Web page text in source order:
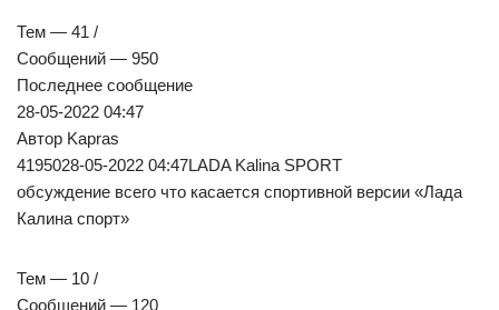
Тем — 41 /
Сообщений — 950
Последнее сообщение
28-05-2022 04:47
Автор Kapras
4195028-05-2022 04:47LADA Kalina SPORT
обсуждение всего что касается спортивной версии «Лада
Калина спорт»
Тем — 10 /
Сообщений — 120